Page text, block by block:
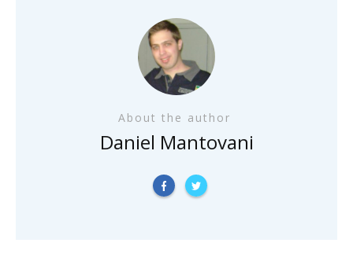
About the author
Daniel Mantovani